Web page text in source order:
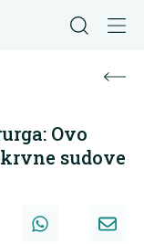
Ovo
sudove